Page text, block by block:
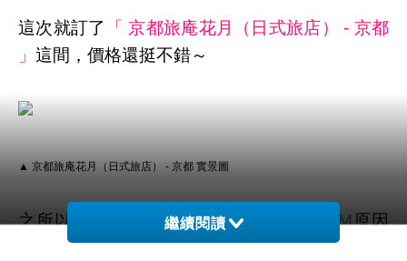
這次就訂了
「 京都旅庵花月（日式旅店） - 京都
」 這間，價格還挺不錯～
▲ 京都旅庵花月（日式旅店） - 京都 實景圖
之所以訂房首選是 訂房比價HOTELS.COM原因
有二：
繼續閱讀